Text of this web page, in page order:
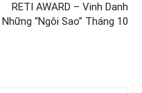
RETI AWARD – Vinh Danh
Những “Ngôi Sao” Tháng 10